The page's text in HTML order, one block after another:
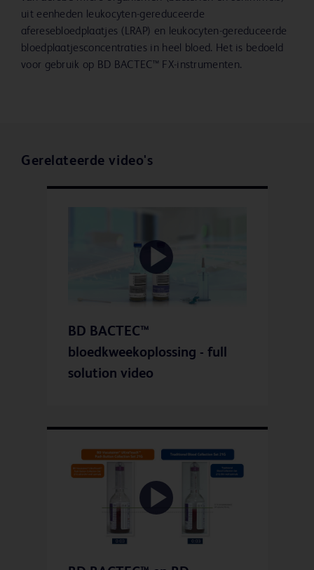
uit eenheden leukocyten-gereduceerde
aferesebloedplaatjes (LRAP) en leukocyten-gereduceerde
bloedplaatjesconcentraties in heel bloed. Het is bedoeld
voor gebruik op BD BACTEC™ FX-instrumenten.
Gerelateerde video's
Play
Video
BD BACTEC™
bloedkweekoplossing - full
solution video
Play